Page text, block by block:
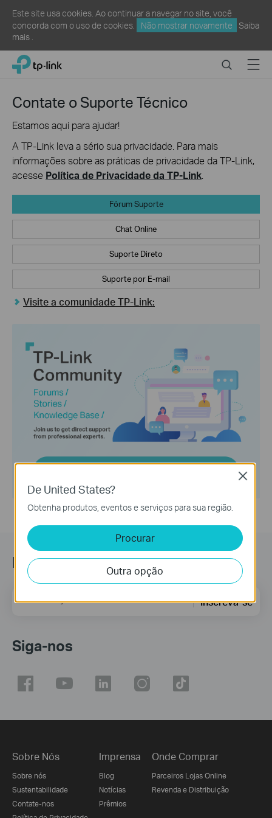
Este site usa cookies. Ao continuar a navegar no site, você
concorda com o uso de cookies.
Não mostrar novamente
Saiba
mais
Click
navigation
TP-Link, Reliably Smart SearchMenu
Contate o Suporte Técnico
Estamos aqui para ajudar!
A TP-Link leva a sério sua privacidade. Para mais
informações sobre as práticas de privacidade da TP-Link,
acesse Política de Privacidade da TP-Link
Fórum Suporte
Chat Online
Suporte Direto
Suporte por E-mail
Visite a comunidade TP-Link:
Newsletter
Endereço de correio eletrónico Inscreva-se
Siga-nos
Sobre Nós
Sobre nós
Sustentabilidade
Contate-nos
Imprensa
Blog
Notícias
Prêmios
Onde Comprar
Parceiros Lojas Online
Revenda e Distribuição
De United States?
Obtenha produtos, eventos e serviços para sua região.
Procurar
Outra opção
Close